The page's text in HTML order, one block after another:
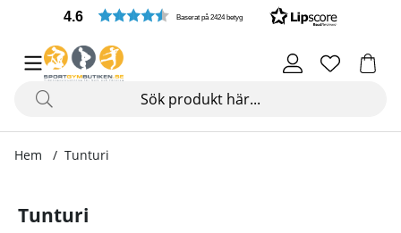
4.6 Baserat på 2424 betyg
Hem Tunturi
Tunturi